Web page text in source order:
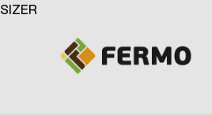
Przejdź do treści
SIZER